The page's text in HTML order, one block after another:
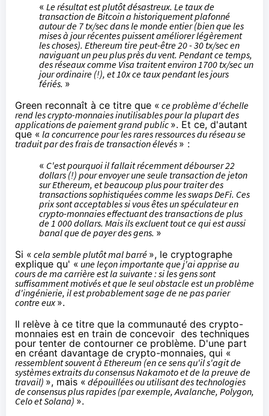
« Le résultat est plutôt désastreux. Le taux de
transaction de Bitcoin a historiquement plafonné
autour de 7 tx/sec dans le monde entier (bien que les
mises à jour récentes puissent améliorer légèrement
les choses). Ethereum tire peut-être 20 - 30 tx/sec en
naviguant un peu plus près du vent. Pendant ce temps,
des réseaux comme Visa traitent environ 1700 tx/sec un
jour ordinaire (!), et 10x ce taux pendant les jours
fériés. »
Green reconnaît à ce titre que « ce problème d'échelle
rend les crypto-monnaies inutilisables pour la plupart des
applications de paiement grand public ». Et ce, d'autant
que « la concurrence pour les rares ressources du réseau se
traduit par des frais de transaction élevés » :
« C'est pourquoi il fallait récemment débourser22
dollars (!) pour envoyer une seule transaction de jeton
sur Ethereum, et beaucoup plus pour traiter des
transactions sophistiquées comme lesswaps DeFi. Ces
prix sont acceptables si vous êtes un spéculateur en
crypto-monnaies effectuant des transactions de plus
de 1 000 dollars. Mais ils excluent tout ce qui est aussi
banal que de payer des gens. »
Si « cela semble plutôt mal barré », le cryptographe
explique qu' « une leçon importante que j'ai apprise au
cours de ma carrière est la suivante : si les gens sont
suffisamment motivés et que le seul obstacle est un problème
d'ingénierie, il est probablement sage de ne pas parier
contre eux».
Il relève à ce titre que la communauté des crypto-
monnaies est en train de concevoir des techniques
pour tenter de contourner ce problème. D'une part
en créant davantage de crypto-monnaies, qui «
ressemblent souvent à Ethereum (en ce sens qu'il s'agit de
systèmes extraits du consensus Nakamoto et de la preuve de
travail) », mais « dépouillées ou utilisant des technologies
de consensus plus rapides (par exemple,Avalanche, Polygon,
CeloetSolana) ».